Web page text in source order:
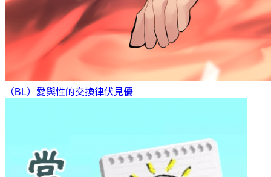
（BL）愛與性的交換律伏見優